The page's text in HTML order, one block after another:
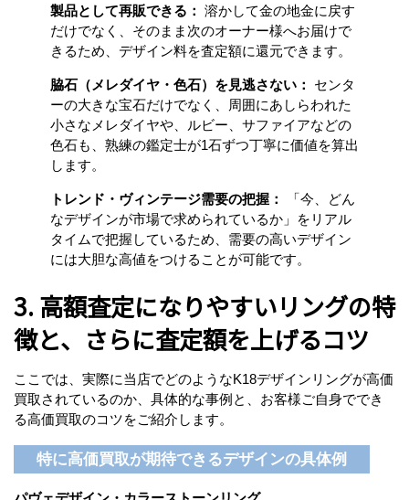
製品として再販できる： 溶かして金の地金に戻す
だけでなく、そのまま次のオーナー様へお届けで
きるため、デザイン料を査定額に還元できます。
脇石（メレダイヤ・色石）を見逃さない：
センタ
ーの大きな宝石だけでなく、周囲にあしらわれた
小さなメレダイヤや、ルビー、サファイアなどの
色石も、熟練の鑑定士が1石ずつ丁寧に価値を算出
します。
トレンド・ヴィンテージ需要の把握：
「今、どん
なデザインが市場で求められているか」をリアル
タイムで把握しているため、需要の高いデザイン
には大胆な高値をつけることが可能です。
3. 高額査定になりやすいリングの特
徴と、さらに査定額を上げるコツ
ここでは、実際に当店でどのようなK18デザインリングが高価
買取されているのか、具体的な事例と、お客様ご自身ででき
る高価買取のコツをご紹介します。
特に高価買取が期待できるデザインの具体例